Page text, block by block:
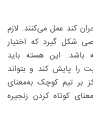
کند عمل می‌کنند. لازم
گیرد که اختیار
باشد. این هسته باید
را پایش کند و بتواند
بر تیم کوچک به‌معنای
کوتاه کردن زنجیره